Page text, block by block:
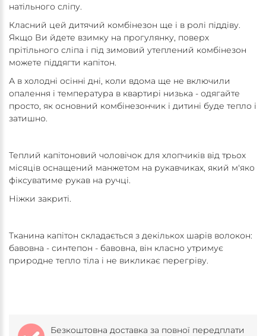
натільного сліпу.
Класний цей дитячий комбінезон ще і в ролі піддіву.
Якщо Ви йдете взимку на прогулянку, поверх
прітільного сліпа і під зимовий утеплений комбінезон
можете піддягти капітон.
А в холодні осінні дні, коли вдома ще не включили
опалення і температура в квартирі низька - одягайте
просто, як основний комбінезончик і дитині буде тепло і
затишно.
Теплий капітоновий чоловічок для хлопчиків від трьох
місяців оснащений манжетом на рукавчиках, який м'яко
фіксуватиме рукав на ручці.
Ніжки закриті.
Тканина капітон складається з декількох шарів волокон:
бавовна - синтепон - бавовна, він класно утримує
природне тепло тіла і не викликає перегріву.
Безкоштовна доставка за повної передплати